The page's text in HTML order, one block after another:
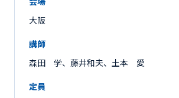
大阪
講師
森田 学、藤井和夫、土本 愛
定員